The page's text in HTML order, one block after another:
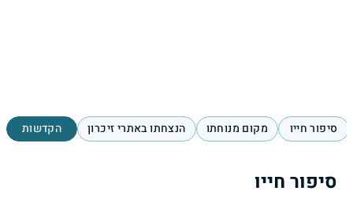
סיפור חייו מקום מנוחתו הנצחתו באתרי זיכרון הקדשות
סיפור חייו